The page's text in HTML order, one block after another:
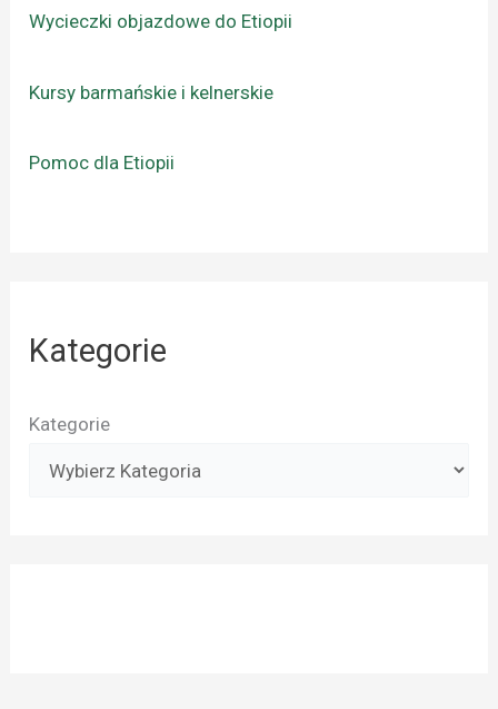
Wycieczki objazdowe do Etiopii
Kursy barmańskie i kelnerskie
Pomoc dla Etiopii
Kategorie
Kategorie